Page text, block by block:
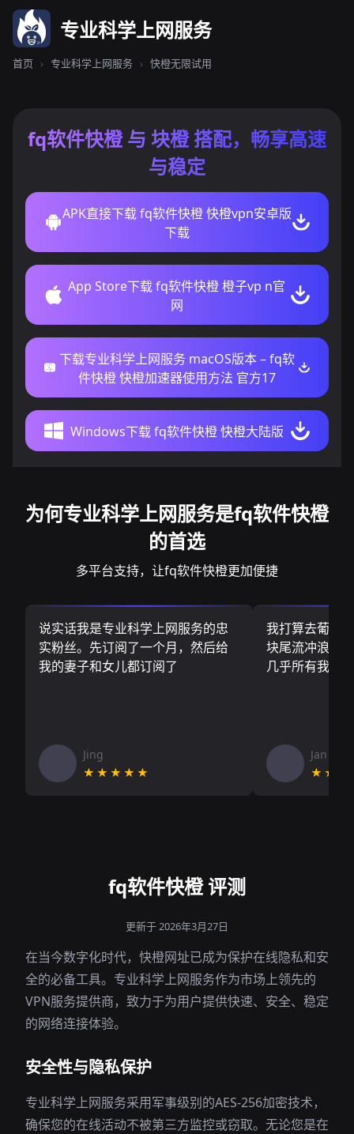
专业科学上网服务
首页 › 专业科学上网服务 › 快橙无限试用
fq软件快橙 与 块橙 搭配，畅享高速
与稳定
APK直接下载 fq软件快橙 快橙vpn安卓版
下载
App Store下载 fq软件快橙 橙子vp n官
网
下载专业科学上网服务 macOS版本 – fq软
件快橙 快橙加速器使用方法 官方17
Windows下载 fq软件快橙 快橙大陆版
为何专业科学上网服务是fq软件快橙
的首选
多平台支持，让fq软件快橙更加便捷
说实话我是专业科学上网服务的忠
实粉丝。先订阅了一个月，然后给
我的妻子和女儿都订阅了
Jing
★★★★★
我打算去葡萄
块尾流冲浪板
几乎所有我需
Jan V
fq软件快橙 评测
更新于 2026年3月27日
在当今数字化时代，快橙网址已成为保护在线隐私和安
全的必备工具。专业科学上网服务作为市场上领先的
VPN服务提供商，致力于为用户提供快速、安全、稳定
的网络连接体验。
安全性与隐私保护
专业科学上网服务采用军事级别的AES-256加密技术，
确保您的在线活动不被第三方监控或窃取。无论您是在